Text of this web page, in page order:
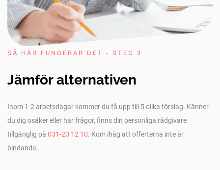
SÅ HÄR FUNGERAR DET - STEG 3
Jämför alternativen
Inom 1-2 arbetsdagar kommer du få upp till 5 olika förslag. Känner
du dig osäker eller har frågor, finns din personliga rådgivare
tillgänglig på 031-20 12 10. Kom ihåg att offerterna inte är
bindande.